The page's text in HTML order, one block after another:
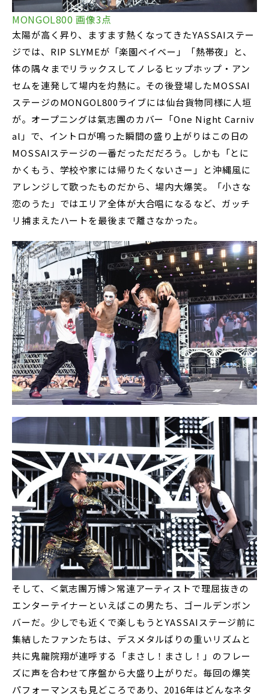
MONGOL800 画像3点
太陽が高く昇り、ますます熱くなってきたYASSAIステー
ジでは、RIP SLYMEが「楽園ベイベー」「熱帯夜」と、
体の隅々までリラックスしてノレるヒップホップ・アン
セムを連発して場内を灼熱に。その後登場したMOSSAI
ステージのMONGOL800ライブには仙台貨物同様に人垣
が。オープニングは氣志團のカバー「One Night Carniv
al」で、イントロが鳴った瞬間の盛り上がりはこの日の
MOSSAIステージの一番だっただだろう。しかも「とに
かくもう、学校や家には帰りたくないさー」と沖縄風に
アレンジして歌ったものだから、場内大爆笑。「小さな
恋のうた」ではエリア全体が大合唱になるなど、ガッチ
リ捕まえたハートを最後まで離さなかった。
そして、＜氣志團万博＞常連アーティストで理屈抜きの
エンターテイナーといえばこの男たち、ゴールデンボン
バーだ。少しでも近くで楽しもうとYASSAIステージ前に
集結したファンたちは、デスメタルばりの重いリズムと
共に鬼龍院翔が連呼する「まさし！まさし！」のフレー
ズに声を合わせて序盤から大盛り上がりだ。毎回の爆笑
パフォーマンスも見どころであり、2016年はどんなネタ